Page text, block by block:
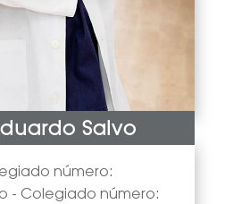
Salvo
número:
- Colegiado número: